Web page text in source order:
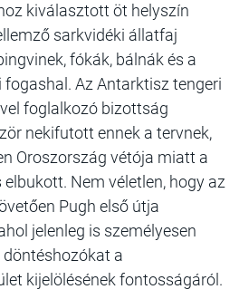
kiválasztott öt helyszín
sarkvidéki állatfaj
fókák, bálnák és a
Az Antarktisz tengeri
foglalkozó bizottság
nekifutott ennek a tervnek,
Oroszország vétója miatt a
Nem véletlen, hogy az
Pugh első útja
jelenleg is személyesen
a
kijelölésének fontosságáról.